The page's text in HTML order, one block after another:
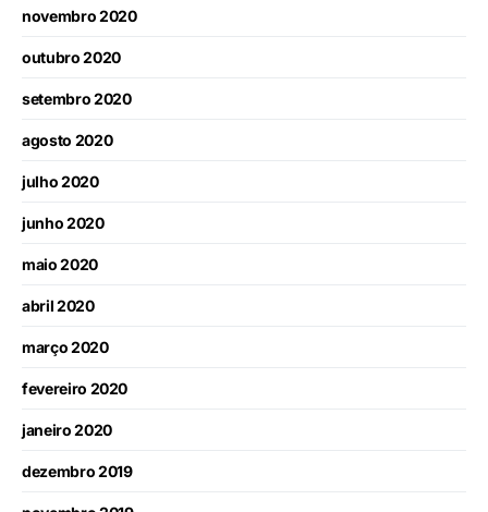
novembro 2020
outubro 2020
setembro 2020
agosto 2020
julho 2020
junho 2020
maio 2020
abril 2020
março 2020
fevereiro 2020
janeiro 2020
dezembro 2019